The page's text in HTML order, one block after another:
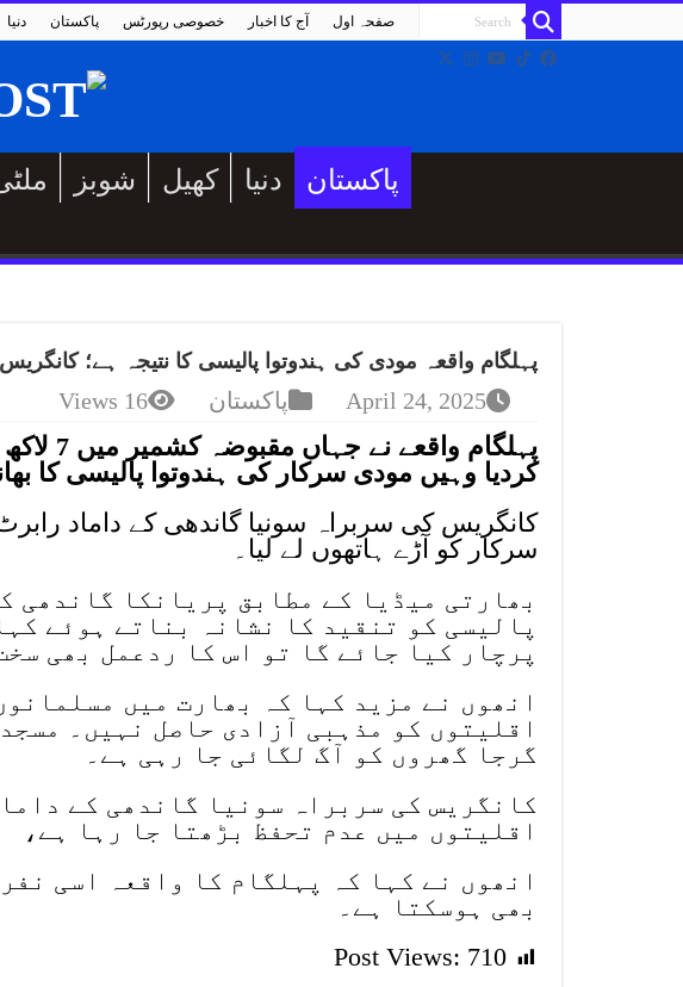
دنیا پاکستان خصوصی رپورٹس آج کا اخبار صفحہ اول
شوبز کھیل دنیا
پاکستان
پہلگام واقعہ مودی کی ہندوتوا پالیسی کا نتیجہ ہے؛
April 24, 2025 پاکستان 16 Views
پہلگام
کردیا وہیں مودی سرکار کی ہندوتوا پالیسی کا
کانگریس کی سربراہ سونیا گاندھی کے داماد
سرکار کو آڑے ہاتھوں لے لیا۔
بھارتی میڈیا کے مطابق پریانکا گاندھی
پالیسی کو تنقید کا نشانہ بناتے ہوئے
پرچار کیا جائے گا تو اس کا ردعمل بھی
انھوں نے مزید کہا کہ بھارت میں
اقلیتوں کو مذہبی آزادی حاصل نہیں۔
گرجا گھروں کو آگ لگائی جا رہی ہے۔
کانگریس کی سربراہ سونیا گاندھی کے
اقلیتوں میں عدم تحفظ بڑھتا جا رہا ہے،
انھوں نے کہا کہ پہلگام کا واقعہ اسی
بھی ہوسکتا ہے۔
Post Views: 710